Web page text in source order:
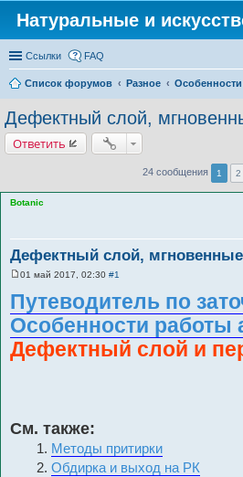
Натуральные и
Ссылки FAQ
Список форумов Разное
Дефектный слой,
Ответить
24 сообщения 1 2
Botanic
Дефектный слой,
о
б
щ
е
и
01 май 2017, 02:30 #1
Путеводитель по
Особенности работы
Дефектный слой и
См. также:
Методы притирки
Обдирка и выход на РК